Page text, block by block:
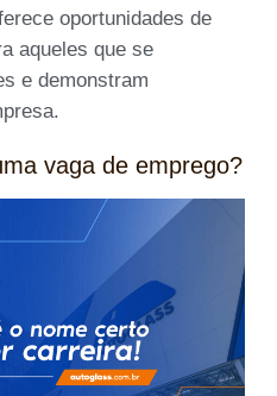
oportunidades de
aqueles que se
e demonstram
vaga de emprego?